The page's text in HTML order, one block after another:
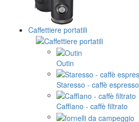
Caffettiere portatili
Outin
Staresso - caffè espresso
Cafflano - caffè filtrato